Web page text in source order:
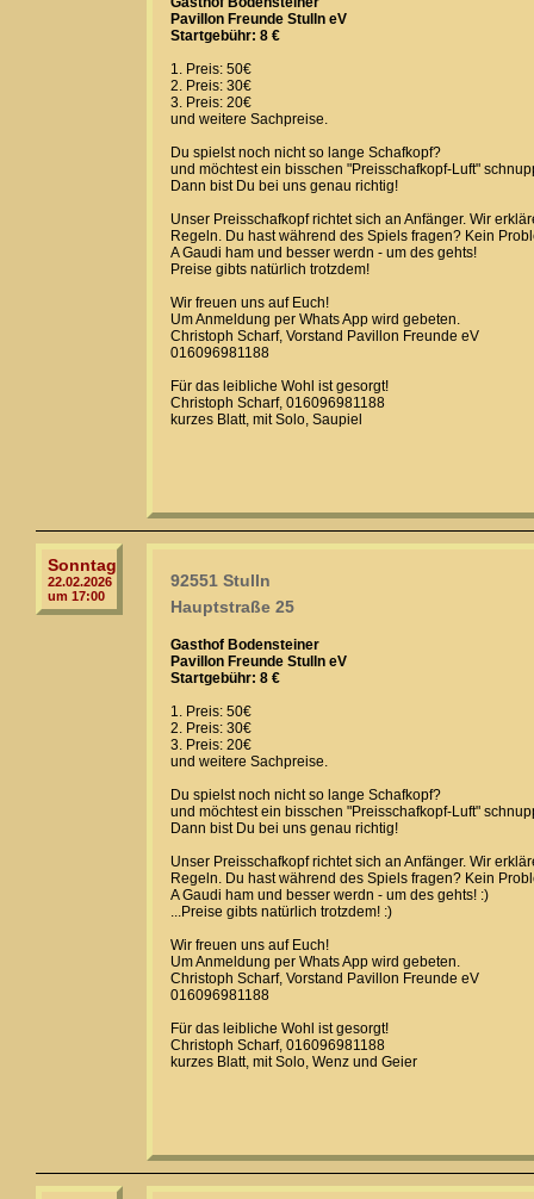
Pavillon Freunde Stulln eV
Startgebühr: 8 €
1. Preis: 50€
2. Preis: 30€
3. Preis: 20€
und weitere Sachpreise.
Du spielst noch nicht so lange Schafkopf?
und möchtest ein bisschen "Preisschafkopf-Luft"
Dann bist Du bei uns genau richtig!
Unser Preisschafkopf richtet sich an Anfänger. Wir
Regeln. Du hast während des Spiels fragen? Kein
A Gaudi ham und besser werdn - um des gehts!
Preise gibts natürlich trotzdem!
Wir freuen uns auf Euch!
Um Anmeldung per Whats App wird gebeten.
Christoph Scharf, Vorstand Pavillon Freunde eV
016096981188
Für das leibliche Wohl ist gesorgt!
Christoph Scharf, 016096981188
kurzes Blatt, mit Solo, Saupiel
Sonntag
22.02.2026
um 17:00
92551 Stulln
Hauptstraße 25
Gasthof Bodensteiner
Pavillon Freunde Stulln eV
Startgebühr: 8 €
1. Preis: 50€
2. Preis: 30€
3. Preis: 20€
und weitere Sachpreise.
Du spielst noch nicht so lange Schafkopf?
und möchtest ein bisschen "Preisschafkopf-Luft"
Dann bist Du bei uns genau richtig!
Unser Preisschafkopf richtet sich an Anfänger. Wir
Regeln. Du hast während des Spiels fragen? Kein
A Gaudi ham und besser werdn - um des gehts! :)
...Preise gibts natürlich trotzdem! :)
Wir freuen uns auf Euch!
Um Anmeldung per Whats App wird gebeten.
Christoph Scharf, Vorstand Pavillon Freunde eV
016096981188
Für das leibliche Wohl ist gesorgt!
Christoph Scharf, 016096981188
kurzes Blatt, mit Solo, Wenz und Geier